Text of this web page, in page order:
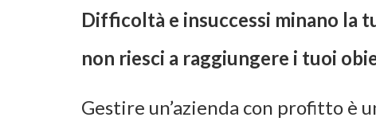
Difficoltà e insuccessi minano la
non riesci a raggiungere i tuoi
Gestire un’azienda con profitto è